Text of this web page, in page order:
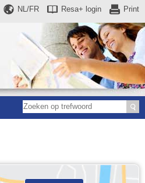
Print
Resa+ login
NL/FR